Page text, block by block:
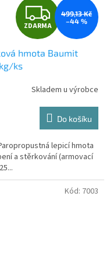
Z
D
A
R
M
A
ZDARMA
499,13 Kč
–44 %
hmota Baumit
ks
Skladem u výrobce
Do košíku
lepicí hmota
a stěrkování (armovací
Kód: 7003